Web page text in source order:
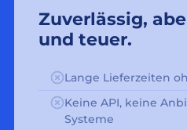
Zuverlässig,
und teuer.
Lange Lieferzeiten
Keine API, keine
Systeme